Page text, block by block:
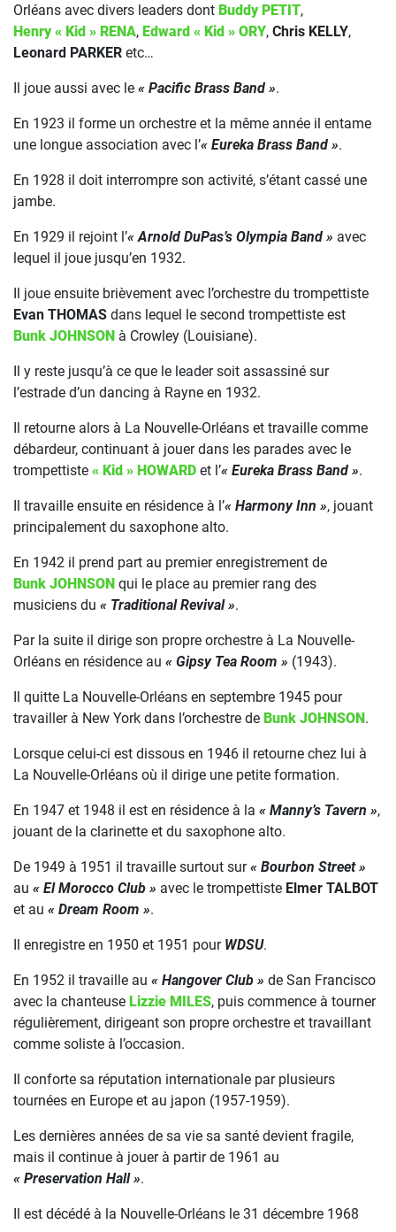
Orléans avec divers leaders dont Buddy PETIT,
Henry « Kid » RENA, Edward « Kid » ORY, Chris KELLY,
Leonard PARKER etc…
Il joue aussi avec le « Pacific Brass Band ».
En 1923 il forme un orchestre et la même année il entame
une longue association avec l’« Eureka Brass Band ».
En 1928 il doit interrompre son activité, s’étant cassé une
jambe.
En 1929 il rejoint l’« Arnold DuPas’s Olympia Band » avec
lequel il joue jusqu’en 1932.
Il joue ensuite brièvement avec l’orchestre du trompettiste
Evan THOMAS dans lequel le second trompettiste est
Bunk JOHNSON à Crowley (Louisiane).
Il y reste jusqu’à ce que le leader soit assassiné sur
l’estrade d’un dancing à Rayne en 1932.
Il retourne alors à La Nouvelle-Orléans et travaille comme
débardeur, continuant à jouer dans les parades avec le
trompettiste « Kid » HOWARD et l’« Eureka Brass Band ».
Il travaille ensuite en résidence à l’« Harmony Inn », jouant
principalement du saxophone alto.
En 1942 il prend part au premier enregistrement de
Bunk JOHNSON qui le place au premier rang des
musiciens du « Traditional Revival ».
Par la suite il dirige son propre orchestre à La Nouvelle-
Orléans en résidence au « Gipsy Tea Room » (1943).
Il quitte La Nouvelle-Orléans en septembre 1945 pour
travailler à New York dans l’orchestre de Bunk JOHNSON.
Lorsque celui-ci est dissous en 1946 il retourne chez lui à
La Nouvelle-Orléans où il dirige une petite formation.
En 1947 et 1948 il est en résidence à la « Manny’s Tavern »,
jouant de la clarinette et du saxophone alto.
De 1949 à 1951 il travaille surtout sur« Bourbon Street »
au « El Morocco Club » avec le trompettiste Elmer TALBOT
et au « Dream Room ».
Il enregistre en 1950 et 1951 pour WDSU.
En 1952 il travaille au « Hangover Club » de San Francisco
avec la chanteuse Lizzie MILES, puis commence à tourner
régulièrement, dirigeant son propre orchestre et travaillant
comme soliste à l’occasion.
Il conforte sa réputation internationale par plusieurs
tournées en Europe et au japon (1957-1959).
Les dernières années de sa vie sa santé devient fragile,
mais il continue à jouer à partir de 1961 au
« Preservation Hall ».
Il est décédé à la Nouvelle-Orléans le 31 décembre 1968